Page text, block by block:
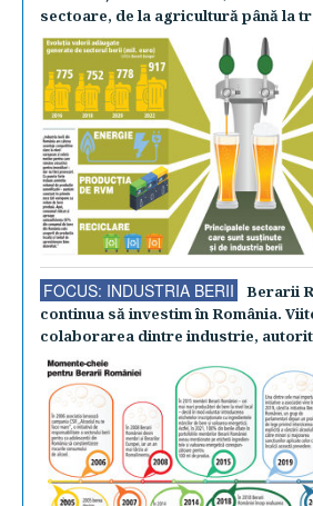
sectoare, de la agricultură până la
FOCUS: INDUSTRIA BERII
Berarii
continua să investim în România.
colaborarea dintre industrie,